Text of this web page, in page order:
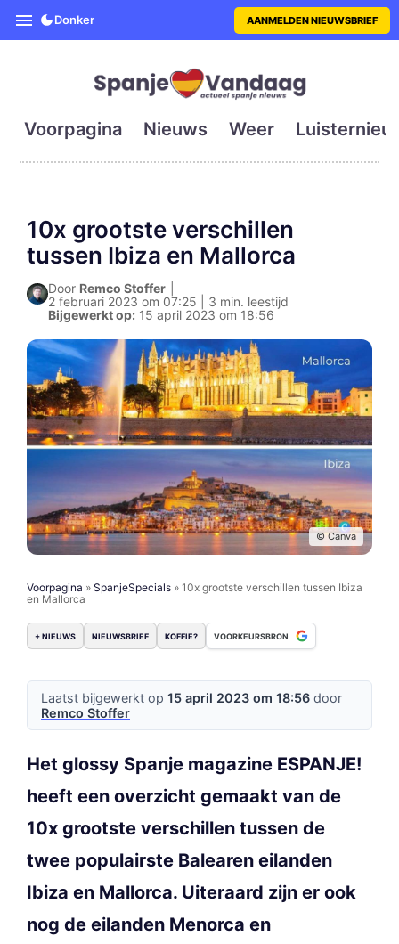
SpanjeVandaag is de eerste
Donker AANMELDEN NIEUWSBRIEF
Voorpagina Nieuws Weer
10x grootste verschillen
tussen Ibiza en Mallorca
Door Remco Stoffer
2 februari 2023 om 07:25 | 3 min. leestijd
Bijgewerkt op: 15 april 2023 om 18:56
© Canva
Voorpagina » SpanjeSpecials » 10x grootste verschillen tussen Ibiza
en Mallorca
+ NIEUWS NIEUWSBRIEF KOFFIE? VOORKEURSBRON
Laatst bijgewerkt op 15 april 2023 om 18:56 door
Remco Stoffer
Het glossy Spanje magazine ESPANJE!
heeft een overzicht gemaakt van de
10x grootste verschillen tussen de
twee populairste Balearen eilanden
Ibiza en Mallorca. Uiteraard zijn er ook
nog de eilanden Menorca en